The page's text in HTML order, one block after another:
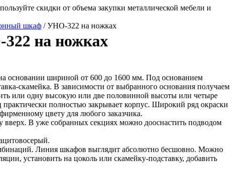
скидки от объема закупки металлической мебели и
шкаф / УНО-322 на ножках
на ножках
основании шириной от 600 до 1600 мм. Под основанием
скамейка. В зависимости от выбранного основания получаем
или одну высокую или две половинной высоты или четыре
полностью закрывает корпус. Широкий ряд окраски
цвету для любого заказчика.
вверх. В уже собранных секциях можно дооснастить подводом
Линия шкафов выглядит абсолютно бесшовно. Можно
установить на цоколь или скамейку-подставку, добавить